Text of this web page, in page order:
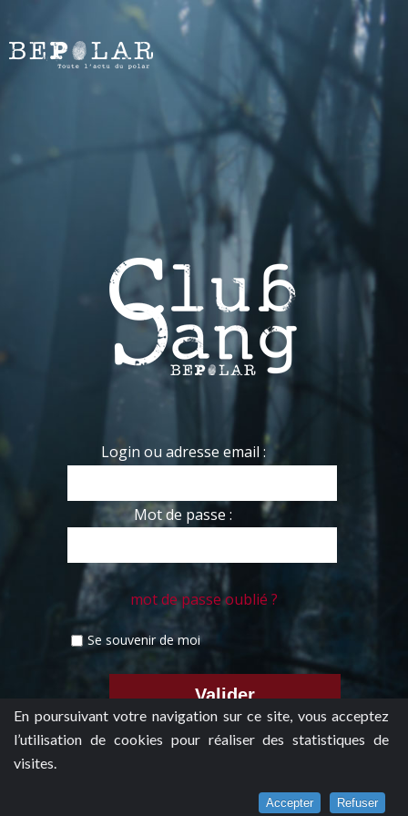
En poursuivant votre navigation sur ce site, vous acceptez
l’utilisation de cookies pour réaliser des statistiques de
visites.
Accepter Refuser
Login ou adresse email :
Mot de passe :
mot de passe oublié ?
Se souvenir de moi